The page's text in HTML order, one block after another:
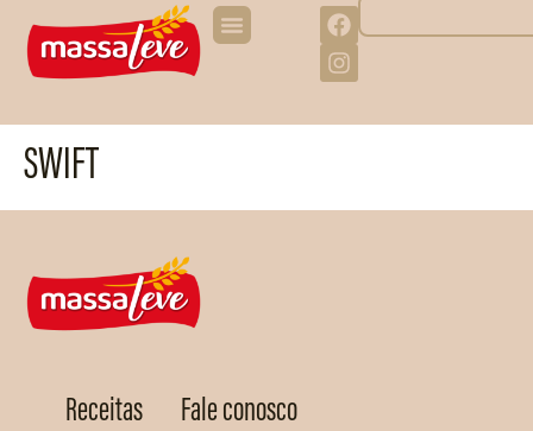
SWIFT
Receitas Fale conosco